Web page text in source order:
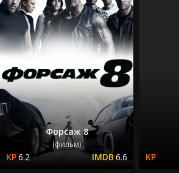
Форсаж 8
(фильм)
6.2 6.6